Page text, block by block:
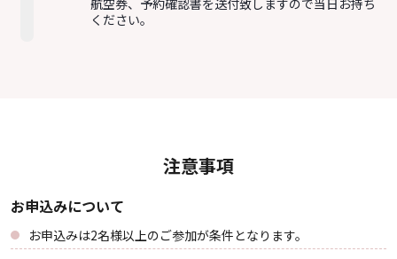
航空券、予約確認書を送付致しますので当日お持ち
ください。
注意事項
お申込みについて
お申込みは2名様以上のご参加が条件となります。